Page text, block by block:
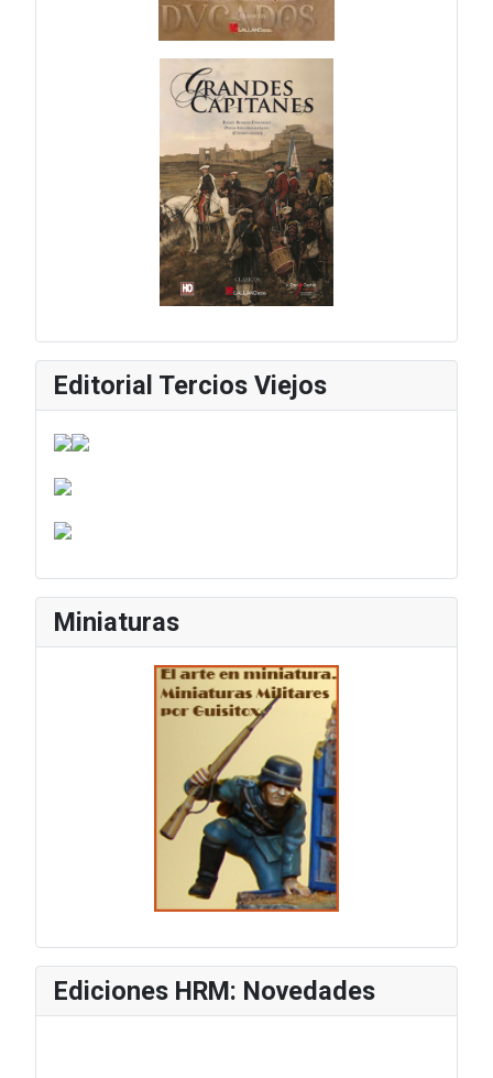
Editorial Tercios Viejos
Miniaturas
Ediciones HRM: Novedades